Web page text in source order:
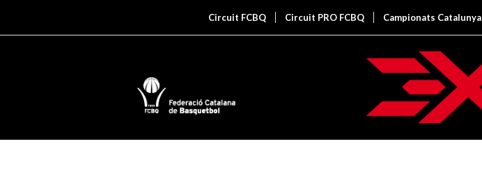
Circuit FCBQ Circuit PRO FCBQ Campionats Catalunya